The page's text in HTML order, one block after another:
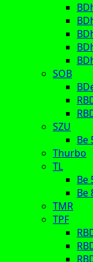
SOB
SZU
Be
Thurbo
TL
Be
Be
TMR
TPF